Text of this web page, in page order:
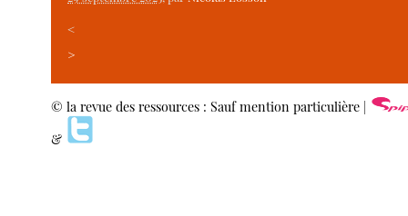
<
>
© la revue des ressources : Sauf mention particulière |
&